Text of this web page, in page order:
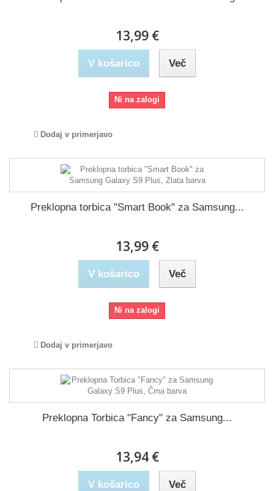
13,99 €
V košarico Več
Ni na zalogi
Dodaj v primerjavo
Preklopna torbica "Smart Book" za Samsung...
13,99 €
V košarico Več
Ni na zalogi
Dodaj v primerjavo
Preklopna Torbica "Fancy" za Samsung...
13,94 €
V košarico Več